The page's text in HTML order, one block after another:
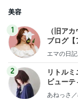
美容
1
（旧ア
ブログ【
社売却セ
エマの日記
2
リトル
ビュー
little
あねっさ